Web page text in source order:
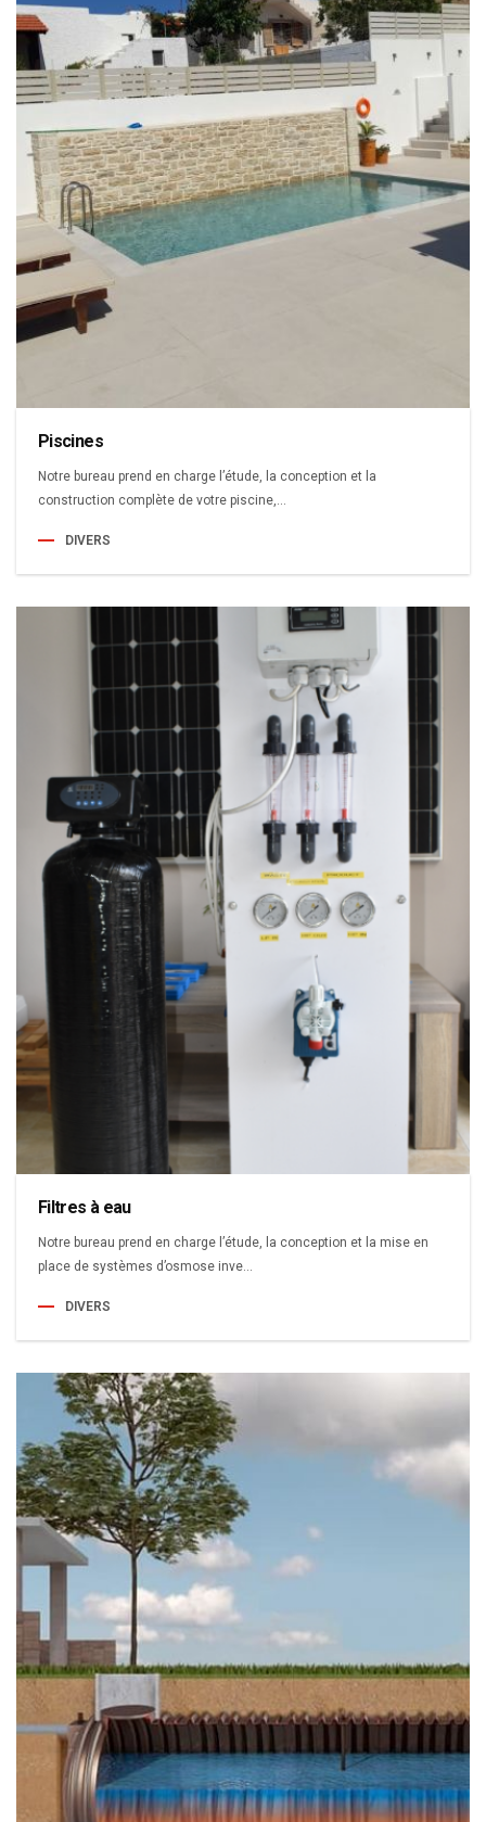
Piscines
Notre bureau prend en charge l’étude, la conception et la
construction complète de votre piscine,...
DIVERS
Filtres à eau
Notre bureau prend en charge l’étude, la conception et la mise en
place de systèmes d’osmose inve...
DIVERS